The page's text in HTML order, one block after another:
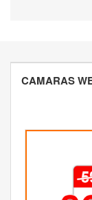
CAMARAS